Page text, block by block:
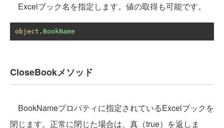
Excelブック名を指定します。値の取得も可能です。
object . BookName
CloseBookメソッド
BookNameプロパティに指定されているExcelブックを
閉じます。正常に閉じた場合は、真（true）を返しま